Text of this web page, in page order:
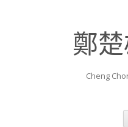
鄭
Cheng